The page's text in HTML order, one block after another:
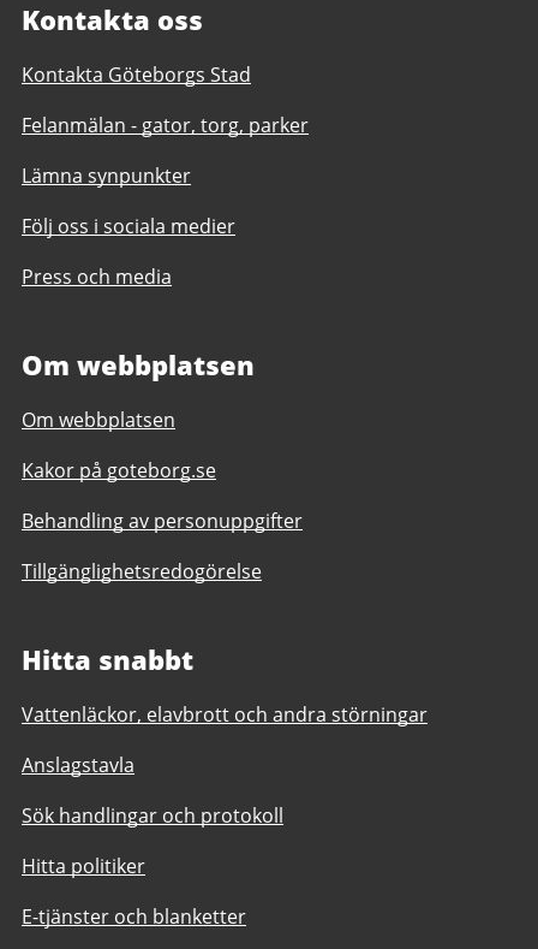
Kontakta oss
Kontakta Göteborgs Stad
Felanmälan - gator, torg, parker
Lämna synpunkter
Följ oss i sociala medier
Press och media
Om webbplatsen
Om webbplatsen
Kakor på goteborg.se
Behandling av personuppgifter
Tillgänglighetsredogörelse
Hitta snabbt
Vattenläckor, elavbrott och andra störningar
Anslagstavla
Sök handlingar och protokoll
Hitta politiker
E-tjänster och blanketter